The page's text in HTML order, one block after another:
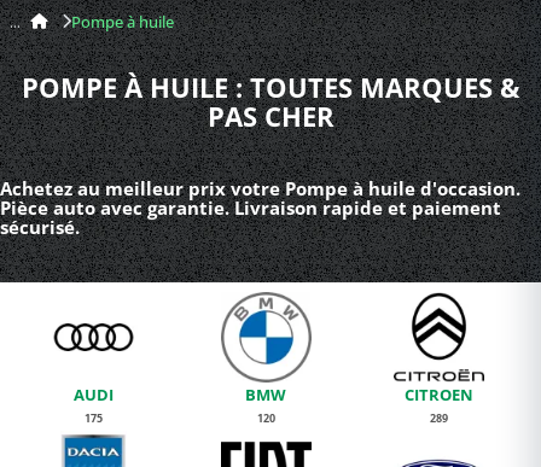
Pompe à huile
POMPE À HUILE : TOUTES MARQUES &
PAS CHER
Achetez au meilleur prix votre Pompe à huile d'occasion.
Pièce auto avec garantie. Livraison rapide et paiement
sécurisé.
AUDI
175
BMW
120
CITROEN
289